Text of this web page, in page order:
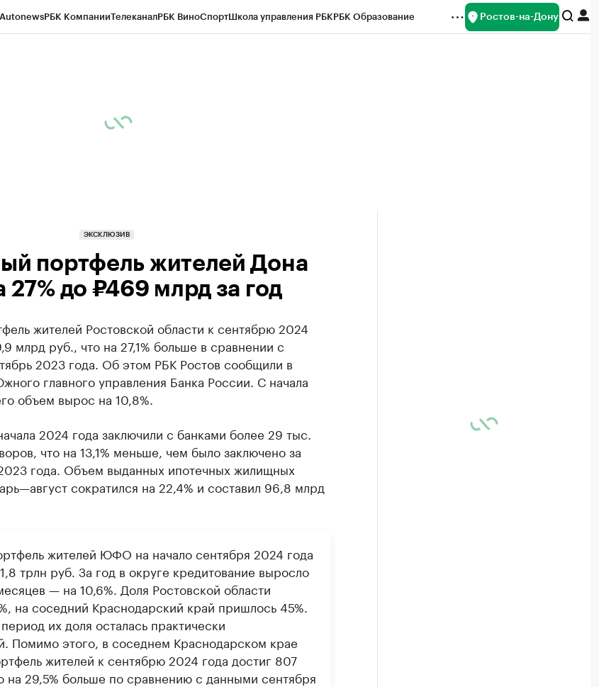
AutonewsРБК КомпанииТелеканалРБК ВиноСпортШкола управления РБКРБК Образование Ростов-на-Дону
ЭКСКЛЮЗИВ
портфель жителей Дона
27% до ₽469 млрд за год
жителей Ростовской области к сентябрю 2024
млрд руб., что на 27,1% больше в сравнении с
2023 года. Об этом РБК Ростов сообщили в
главного управления Банка России. С начала
объем вырос на 10,8%.
2024 года заключили с банками более 29 тыс.
что на 13,1% меньше, чем было заключено за
года. Объем выданных ипотечных жилищных
сократился на 22,4% и составил 96,8 млрд
жителей ЮФО на начало сентября 2024 года
трлн руб. За год в округе кредитование выросло
— на 10,6%. Доля Ростовской области
на соседний Краснодарский край пришлось 45%.
их доля осталась практически
Помимо этого, в соседнем Краснодарском крае
жителей к сентябрю 2024 года достиг 807
на 29,5% больше по сравнению с данными сентября